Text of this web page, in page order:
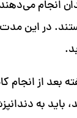
در این
از انجام
باید به